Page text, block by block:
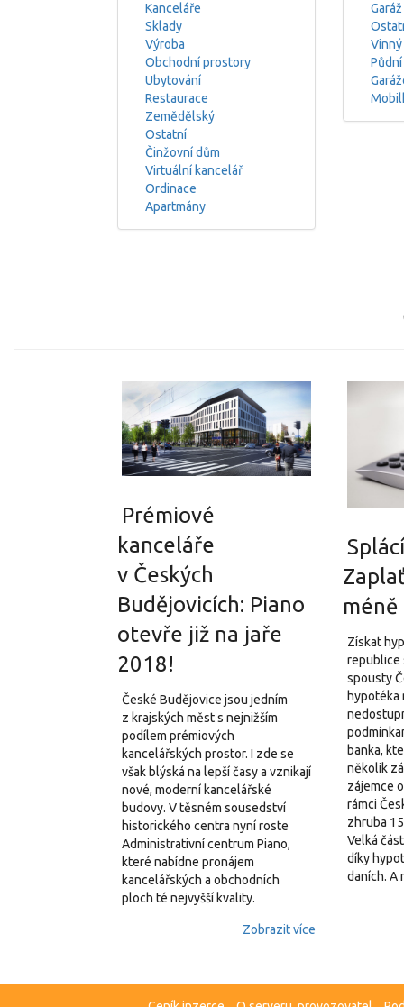
Kanceláře
Sklady
Výroba
Obchodní prostory
Ubytování
Restaurace
Zemědělský
Ostatní
Činžovní dům
Virtuální kancelář
Ordinace
Apartmány
Garáž
Prémiové
kanceláře
v Českých
Budějovicích: Piano
otevře již na jaře
2018!
České Budějovice jsou jedním
z krajských měst s nejnižším
podílem prémiových
kancelářských prostor. I zde se
však blýská na lepší časy a vznikají
nové, moderní kancelářské
budovy. V těsném sousedství
historického centra nyní roste
Administrativní centrum Piano,
které nabídne pronájem
kancelářských a obchodních
ploch té nejvyšší kvality.
Zobrazit více
méně
Získat
republice
spousty
hypotéka
banka,
několik
zájemce
rámci
zhruba
Velká
díky
daních. A